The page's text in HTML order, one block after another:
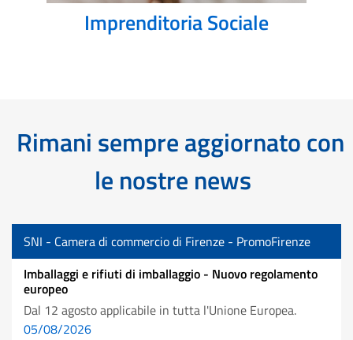
Imprenditoria Sociale
Rimani sempre aggiornato con
le nostre news
SNI - Camera di commercio di Firenze - PromoFirenze
Imballaggi e rifiuti di imballaggio - Nuovo regolamento
europeo
Dal 12 agosto applicabile in tutta l'Unione Europea.
05/08/2026